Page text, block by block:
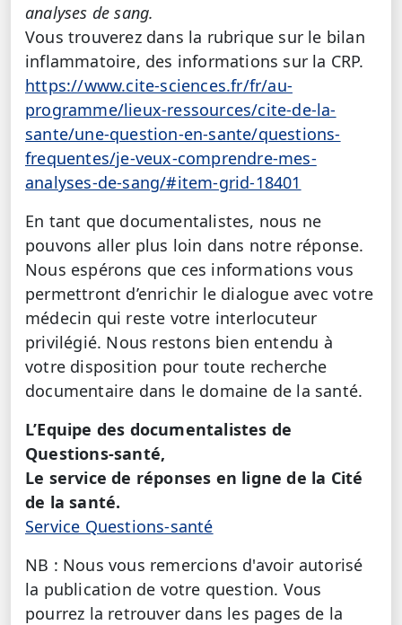
analyses de sang.
Vous trouverez dans la rubrique sur le bilan
inflammatoire, des informations sur la CRP.
https://www.cite-sciences.fr/fr/au-
programme/lieux-ressources/cite-de-la-
sante/une-question-en-sante/questions-
frequentes/je-veux-comprendre-mes-
analyses-de-sang/#item-grid-18401
En tant que documentalistes, nous ne
pouvons aller plus loin dans notre réponse.
Nous espérons que ces informations vous
permettront d’enrichir le dialogue avec votre
médecin qui reste votre interlocuteur
privilégié. Nous restons bien entendu à
votre disposition pour toute recherche
documentaire dans le domaine de la santé.
L’Equipe des documentalistes de
Questions-santé,
Le service de réponses en ligne de la Cité
de la santé.
Service Questions-santé
NB : Nous vous remercions d'avoir autorisé
la publication de votre question. Vous
pourrez la retrouver dans les pages de la